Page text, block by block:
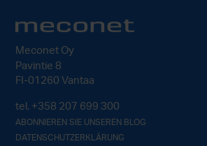
Meconet Oy
Pavintie 8
FI-01260 Vantaa
tel. +358 207 699 300
ABONNIEREN SIE UNSEREN BLOG
DATENSCHUTZERKLÄRUNG